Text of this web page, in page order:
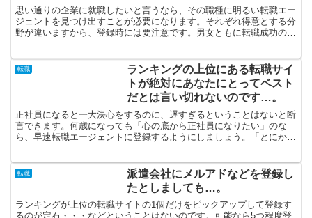
思い通りの企業に就職したいと言うなら、その職種に明るい転職エー
ジェントを見つけ出すことが必要になります。それぞれ得意とする分
野が違いますから、登録時には要注意です。男女ともに転職成功の基
転職
ランキングの上位にある転職サイ
トが絶対にあなたにとってベスト
だとは言い切れないのです…。
正社員になると一大決心をするのに、遅すぎるということはないと断
言できます。何歳になっても「心の底から正社員になりたい」のな
ら、早速転職エージェントに登録するようにしましょう。「とにかく
転職
派遣会社にメルアドなどを登録し
たとしましても…。
ランキングが上位の転職サイトの1個だけをピックアップして登録す
るのが定石・・・などということはないのです。可能なら5つ程度登